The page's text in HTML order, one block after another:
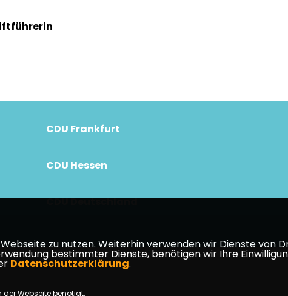
CDU Frankfurt
CDU Hessen
CDU Deutschland
zu nutzen. Weiterhin verwenden wir Dienste von
bestimmter Dienste, benötigen wir Ihre
Datenschutzerklärung.
Webseite benötigt.